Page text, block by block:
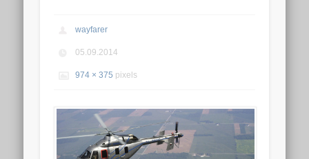
wayfarer
05.09.2014
974 × 375 pixels